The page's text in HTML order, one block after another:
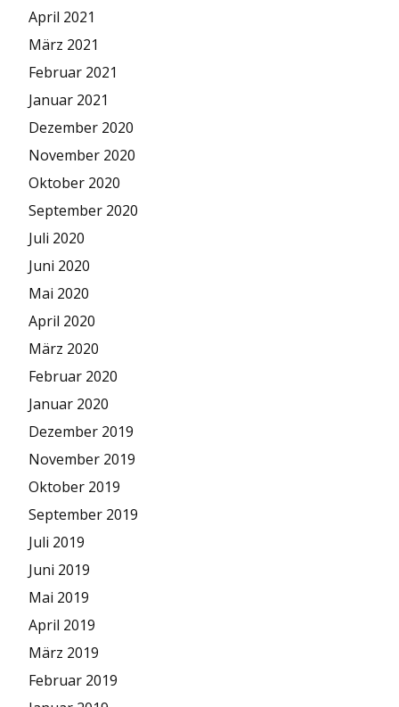
April 2021
März 2021
Februar 2021
Januar 2021
Dezember 2020
November 2020
Oktober 2020
September 2020
Juli 2020
Juni 2020
Mai 2020
April 2020
März 2020
Februar 2020
Januar 2020
Dezember 2019
November 2019
Oktober 2019
September 2019
Juli 2019
Juni 2019
Mai 2019
April 2019
März 2019
Februar 2019